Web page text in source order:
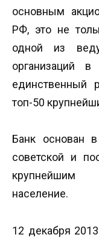
основным
РФ, это не
одной из
организаций
единственный
топ-50
Банк основан
советской и
крупнейшим
население.
12 декабря